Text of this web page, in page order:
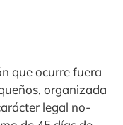
que ocurre fuera
organizada
legal no-